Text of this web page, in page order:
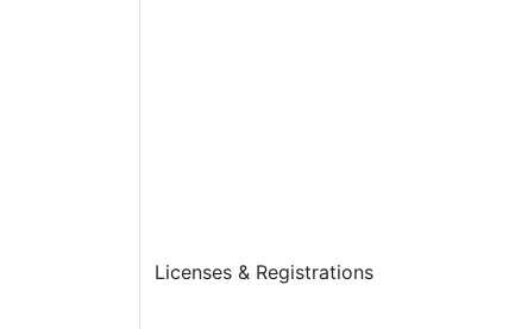
Licenses & Registrations